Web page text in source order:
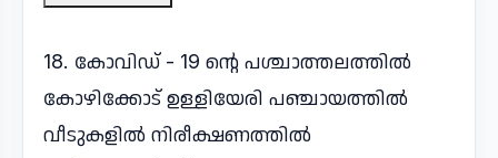
18. കോവിഡ് - 19 ന്റെ പശ്ചാത്തലത്തിൽ
കോഴിക്കോട് ഉള്ളിയേരി പഞ്ചായത്തിൽ
വീടുകളിൽ നിരീക്ഷണത്തിൽ